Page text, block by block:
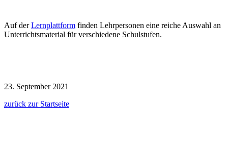
Auf derLernplattform finden Lehrpersonen eine reiche Auswahl an
Unterrichtsmaterial für verschiedene Schulstufen.
23. September 2021
zurück zur Startseite